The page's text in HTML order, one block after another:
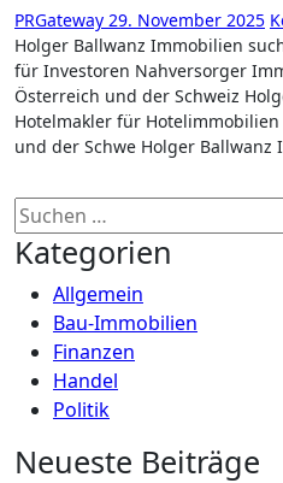
PRGateway 29. November 2025
Holger Ballwanz Immobilien sucht Nahversorgungsimmobilien
für Investoren Nahversorger
Österreich und der Schweiz
Hotelmakler für
und der Schwe Holger
Suchen
nach:
Kategorien
Allgemein
Bau-Immobilien
Finanzen
Handel
Politik
Neueste Beiträge